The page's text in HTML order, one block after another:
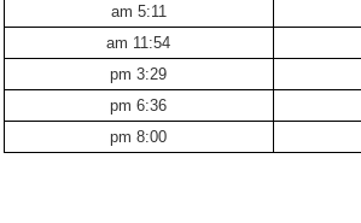
5:11 am
11:54 am
3:29 pm
6:36 pm
8:00 pm